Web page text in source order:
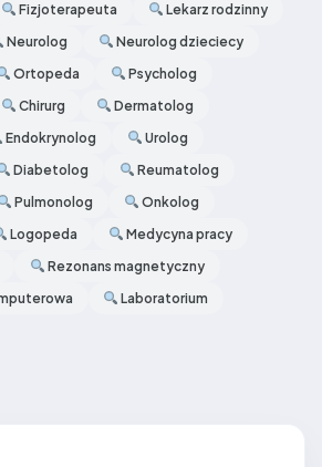
Fizjoterapeuta
Lekarz rodzinny
Neurolog
Neurolog dzieciecy
Ortopeda
Psycholog
Chirurg
Dermatolog
Endokrynolog
Urolog
Diabetolog
Reumatolog
Pulmonolog
Onkolog
Logopeda
Medycyna pracy
Rezonans magnetyczny
Laboratorium